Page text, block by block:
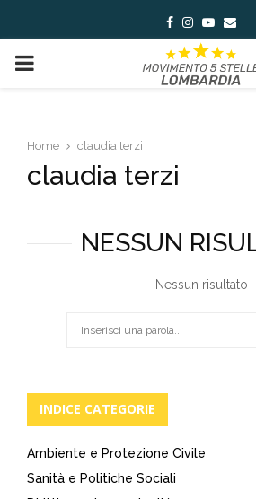
Facebook
Instagram
Youtube
PRIMARY
Home claudia terzi
claudia terzi
NESSUN
Nessun risultato
INDICE CATEGORIE
Ambiente e Protezione Civile
Sanità e Politiche Sociali